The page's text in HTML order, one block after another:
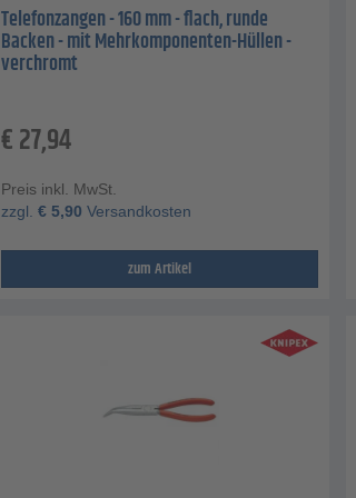
Telefonzangen - 160 mm - flach, runde
Backen - mit Mehrkomponenten-Hüllen -
verchromt
€27,94
Preis inkl. MwSt.
zzgl. € 5,90 Versandkosten
zum Artikel